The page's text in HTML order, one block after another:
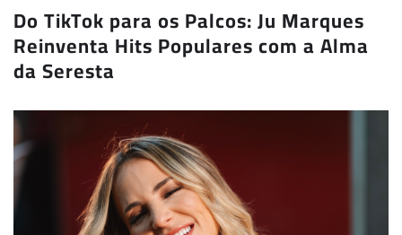
Do TikTok para os Palcos: Ju Marques
Reinventa Hits Populares com a Alma
da Seresta